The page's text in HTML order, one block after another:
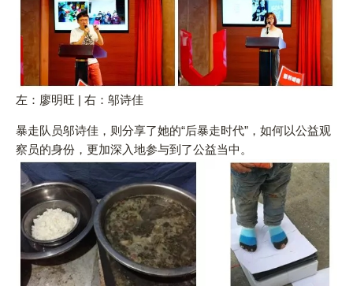
左：廖明旺 | 右：邬诗佳
暴走队员邬诗佳，则分享了她的“后暴走时代”，如何以公益观
察员的身份，更加深入地参与到了公益当中。